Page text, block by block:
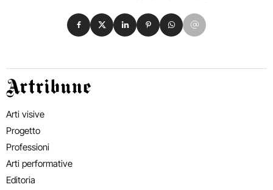
Condividi su Facebook
Condividi su X
Condividi su LinkedIn
Condividi su Pinterest
Condividi su WhatsApp
Condividi su Email
Artribune
Arti visive
Progetto
Professioni
Arti performative
Editoria